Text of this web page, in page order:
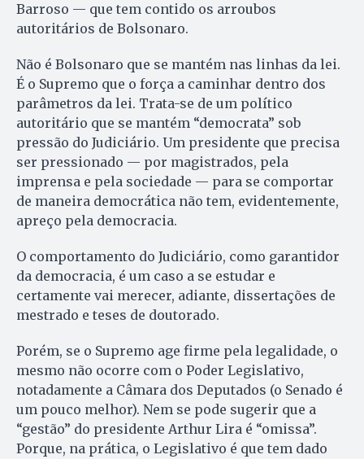
Barroso — que tem contido os arroubos
autoritários de Bolsonaro.
Não é Bolsonaro que se mantém nas linhas da lei.
É o Supremo que o força a caminhar dentro dos
parâmetros da lei. Trata-se de um político
autoritário que se mantém “democrata” sob
pressão do Judiciário. Um presidente que precisa
ser pressionado — por magistrados, pela
imprensa e pela sociedade — para se comportar
de maneira democrática não tem, evidentemente,
apreço pela democracia.
O comportamento do Judiciário, como garantidor
da democracia, é um caso a se estudar e
certamente vai merecer, adiante, dissertações de
mestrado e teses de doutorado.
Porém, se o Supremo age firme pela legalidade, o
mesmo não ocorre com o Poder Legislativo,
notadamente a Câmara dos Deputados (o Senado é
um pouco melhor). Nem se pode sugerir que a
“gestão” do presidente Arthur Lira é “omissa”.
Porque, na prática, o Legislativo é que tem dado